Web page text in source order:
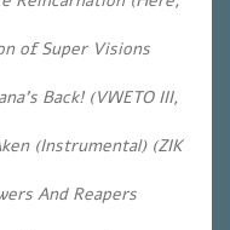
of Super Visions
Back! (VWETO III,
(Instrumental) (ZIK
And Reapers